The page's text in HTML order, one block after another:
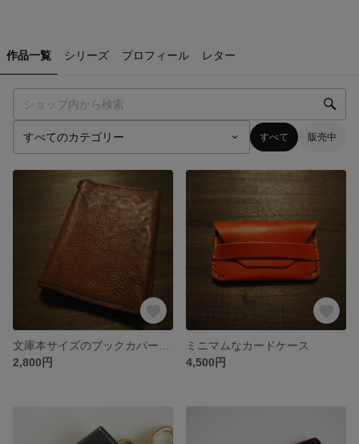
作品一覧 シリーズ プロフィール レター
すべて 販売中
2,800円
ミニマムなカードケース
4,500円